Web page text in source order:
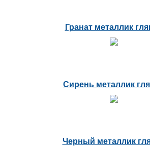
Гранат металлик
Сирень металлик
Черный металлик